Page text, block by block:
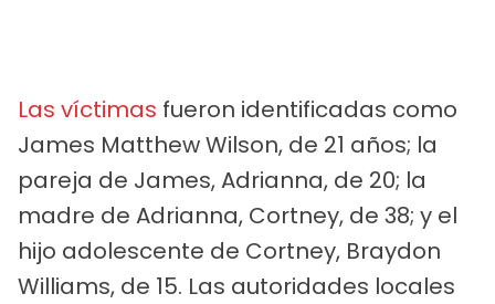
Las víctimas fueron identificadas como
James Matthew Wilson, de 21 años; la
pareja de James, Adrianna, de 20; la
madre de Adrianna, Cortney, de 38; y el
hijo adolescente de Cortney, Braydon
Williams, de 15. Las autoridades locales